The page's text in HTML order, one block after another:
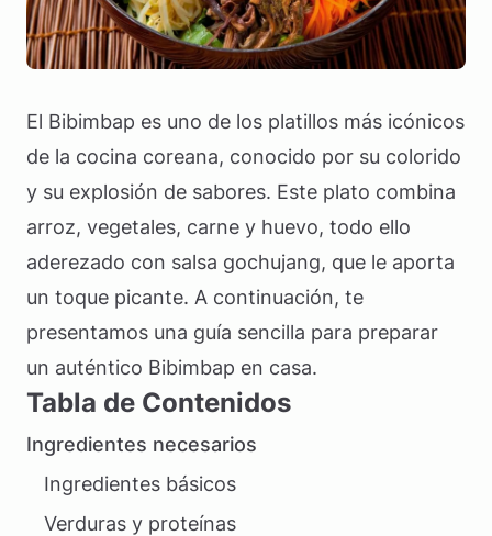
El Bibimbap es uno de los platillos más icónicos
de la cocina coreana, conocido por su colorido
y su explosión de sabores. Este plato combina
arroz, vegetales, carne y huevo, todo ello
aderezado con salsa gochujang, que le aporta
un toque picante. A continuación, te
presentamos una guía sencilla para preparar
un auténtico Bibimbap en casa.
Tabla de Contenidos
Ingredientes necesarios
Ingredientes básicos
Verduras y proteínas